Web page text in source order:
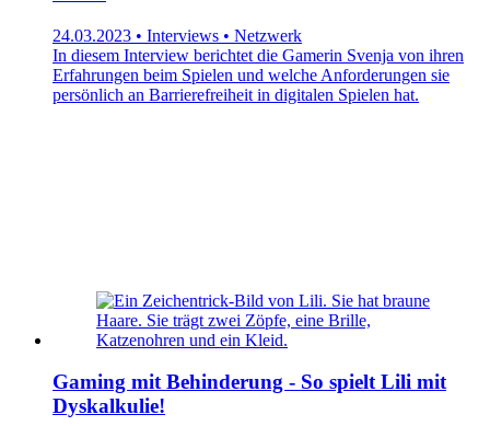
24.03.2023 • Interviews • Netzwerk
In diesem Interview berichtet die Gamerin Svenja von ihren
Erfahrungen beim Spielen und welche Anforderungen sie
persönlich an Barrierefreiheit in digitalen Spielen hat.
Gaming mit Behinderung - So spielt Lili mit
Dyskalkulie!